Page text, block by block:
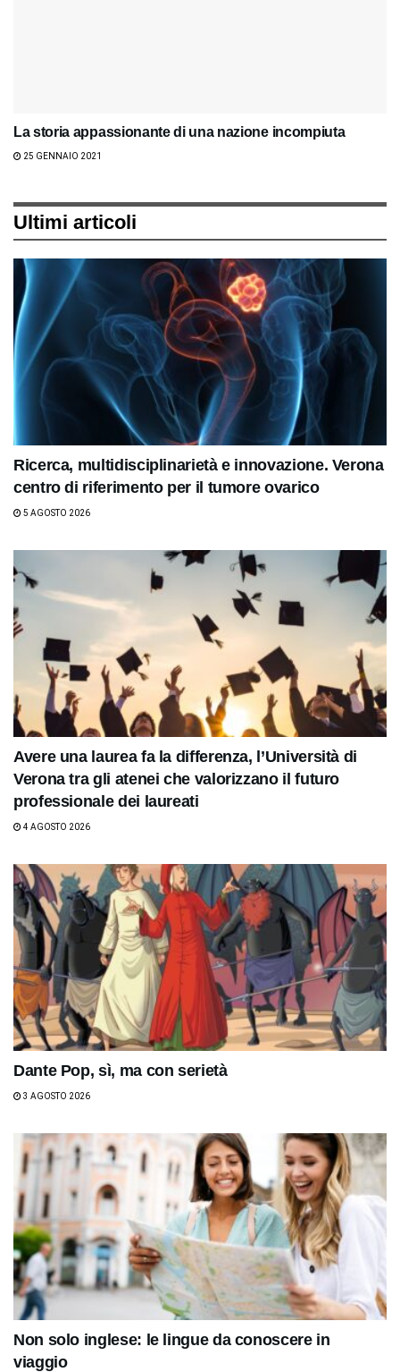
La storia appassionante di una nazione incompiuta
25 GENNAIO 2021
Ultimi articoli
Ricerca, multidisciplinarietà e innovazione. Verona
centro di riferimento per il tumore ovarico
5 AGOSTO 2026
Avere una laurea fa la differenza, l’Università di
Verona tra gli atenei che valorizzano il futuro
professionale dei laureati
4 AGOSTO 2026
Dante Pop, sì, ma con serietà
3 AGOSTO 2026
Non solo inglese: le lingue da conoscere in
viaggio